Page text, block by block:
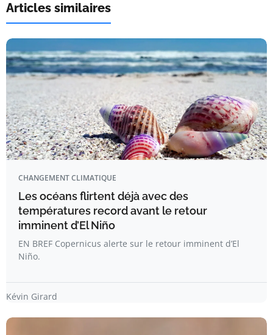
Articles similaires
CHANGEMENT CLIMATIQUE
Les océans flirtent déjà avec des
températures record avant le retour
imminent d’El Niño
EN BREF Copernicus alerte sur le retour imminent d’El
Niño.
Kévin Girard